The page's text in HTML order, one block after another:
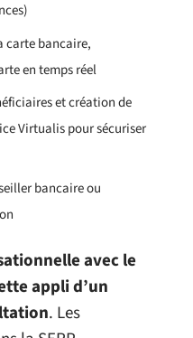
carte bancaire,
en temps réel
et création de
Virtualis pour sécuriser
bancaire ou
avec le
appli d’un
. Les